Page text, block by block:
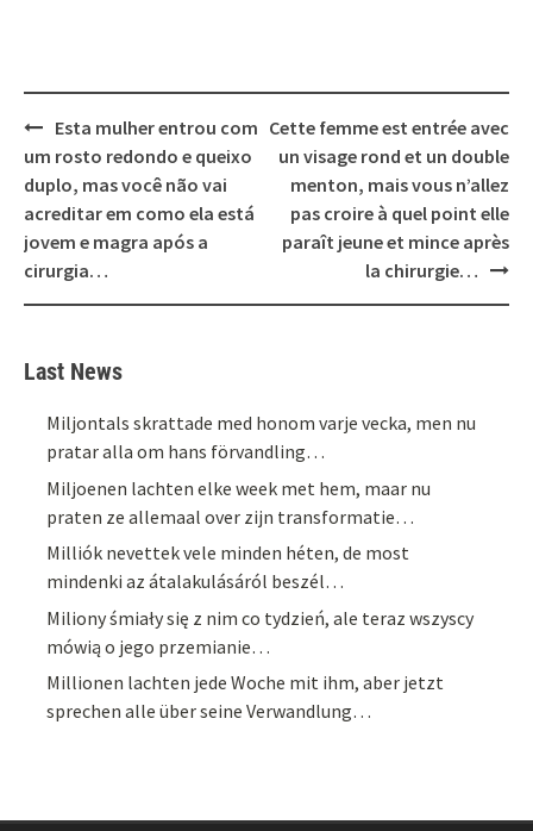
Post
navigation
Esta mulher entrou com
um rosto redondo e queixo
duplo, mas você não vai
acreditar em como ela está
jovem e magra após a
cirurgia…
Cette femme est entrée avec
un visage rond et un double
menton, mais vous n’allez
pas croire à quel point elle
paraît jeune et mince après
la chirurgie…
Last News
Miljontals skrattade med honom varje vecka, men nu
pratar alla om hans förvandling…
Miljoenen lachten elke week met hem, maar nu
praten ze allemaal over zijn transformatie…
Milliók nevettek vele minden héten, de most
mindenki az átalakulásáról beszél…
Miliony śmiały się z nim co tydzień, ale teraz wszyscy
mówią o jego przemianie…
Millionen lachten jede Woche mit ihm, aber jetzt
sprechen alle über seine Verwandlung…